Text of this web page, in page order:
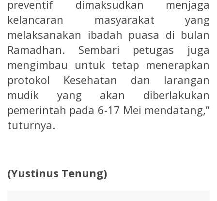
preventif dimaksudkan menjaga
kelancaran masyarakat yang
melaksanakan ibadah puasa di bulan
Ramadhan. Sembari petugas juga
mengimbau untuk tetap menerapkan
protokol Kesehatan dan larangan
mudik yang akan diberlakukan
pemerintah pada 6-17 Mei mendatang,”
tuturnya.
(Yustinus Tenung)